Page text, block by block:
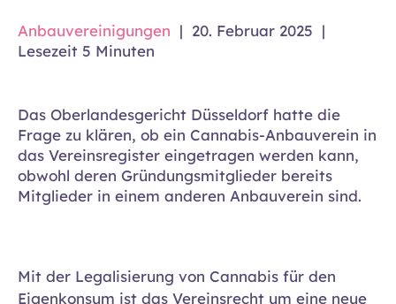
Das Oberlandesgericht Düsseldorf hatte die
Frage zu klären, ob ein Cannabis-Anbauverein in
das Vereinsregister eingetragen werden kann,
obwohl deren Gründungsmitglieder bereits
Mitglieder in einem anderen Anbauverein sind.
Anbauvereinigungen | 20. Februar 2025 |
Lesezeit 5 Minuten
Mit der Legalisierung von Cannabis für den
Eigenkonsum ist das Vereinsrecht um eine neue